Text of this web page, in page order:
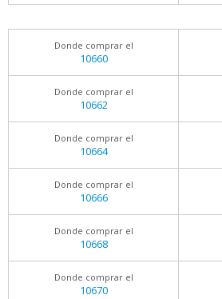
Donde comprar el
10660
Donde comprar el
10662
Donde comprar el
10664
Donde comprar el
10666
Donde comprar el
10668
Donde comprar el
10670